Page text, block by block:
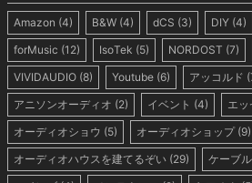
Amazon (4) B&W (4) dCS (3) DIY (4)
forMusic (12) IsoTek (5) NORDOST (7)
VIVIDAUDIO (8) Youtube (6) アッコルド
アニソンオーディオ (2) イベント (4) エッ
オーディオショウ (5) オーディオショップ(9)
オーディオハウスを建てるぞい (29) ケーブル